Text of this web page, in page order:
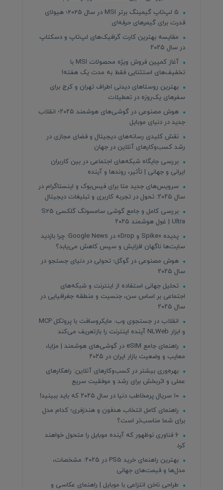
5 لپ‌تاپ گیمینگ برتر MSI در سال 2025؛ هیولای
قدرت برای گیمرهای حرفه‌ای
مقایسه بهترین کارت گرافیک‌های لپ‌تاپ و دسکتاپ
در سال ۲۰۲۵
آغاز کمپین فروش ویژه محصولات MSI با
تخفیف‌های استثنایی فقط به مدت یک هفته!
بهترین روستاهای دیدنی اطراف تهران و کرج برای
سفرهای یک‌روزه در تعطیلات
هوش مصنوعی در گوشی‌های هوشمند ۲۰۲۵؛ انقلاب
جدید در دنیای موبایل
نقش کلیدی رسانه‌های دیجیتال و فضای مجازی در
رشد کسب‌وکارهای آنلاین در جهان
بررسی جایگاه شبکه‌های اجتماعی در بین کاربران
ایرانی و جهانی | تأثیر، روندها و آینده
سرویس‌های جدید متا برای فیس‌بوک و اینستاگرام در
سال ۲۰۲۵: تحول در تجربه کاربری و تبلیغات دیجیتال
بررسی کامل و جامع گوشی سامسونگ گلکسی S25
Ultra | غول هوشمند ۲۰۲۵
پدیده «Spike و Drop» در Google News: چرا بازدید
سایت‌ها ناگهان افزایش و سپس کاهش می‌یابد؟
هوش مصنوعی در گوگل؛ تحولی در دنیای جستجو در
سال ۲۰۲۵
تحلیل جهانی استفاده از اینترنت و شبکه‌های
اجتماعی بر اساس سن، جنسیت و منطقه جغرافیایی در
سال ۲۰۲۵
انقلاب در جستجوی وب: مایکروسافت با پروتکل MCP
و ابزار NLWeb آینده اینترنت را بازتعریف می‌کند
راهنمای جامع eSIM در گوشی‌های هوشمند | مزایا،
معایب و وضعیت بازار ایران در ۲۰۲۵
بهره‌وری بیشتر در کسب‌وکارهای آنلاین: راهکارهای
عملی و اثربخش برای رشد و موفقیت سریع
راهنمای کامل انتخاب هدفون و هندزفری؛ کدام مدل
برای شما مناسب‌تر است؟
۶ فناوری نوظهور که آینده موبایل را متحول خواهند
کرد
بهترین راهنمای خرید PS5 در ۲۰۲۵: مشخصات،
مدل‌ها و قیمت‌های جهانی
طراحی ناخن انتزاعی با موبایل | راهنمای عکاسی و